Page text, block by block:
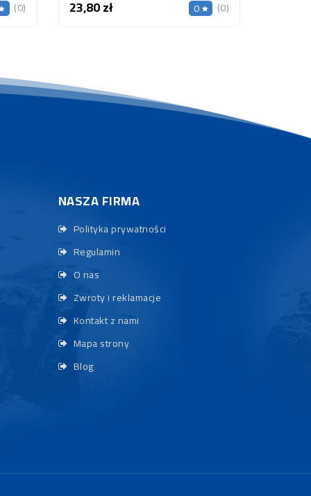
(0) 23,80 złCena 0 (0)
NASZA FIRMA
Polityka prywatności
Regulamin
O nas
Zwroty i reklamacje
Kontakt z nami
Mapa strony
Blog